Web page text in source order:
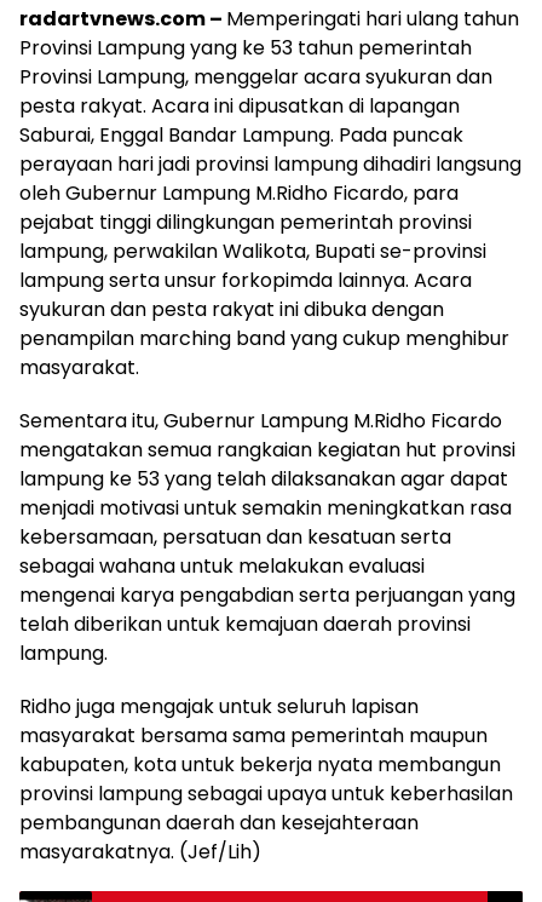
radartvnews.com – Memperingati hari ulang tahun
Provinsi Lampung yang ke 53 tahun pemerintah
Provinsi Lampung, menggelar acara syukuran dan
pesta rakyat. Acara ini dipusatkan di lapangan
Saburai, Enggal Bandar Lampung. Pada puncak
perayaan hari jadi provinsi lampung dihadiri langsung
oleh Gubernur Lampung M.Ridho Ficardo, para
pejabat tinggi dilingkungan pemerintah provinsi
lampung, perwakilan Walikota, Bupati se-provinsi
lampung serta unsur forkopimda lainnya. Acara
syukuran dan pesta rakyat ini dibuka dengan
penampilan marching band yang cukup menghibur
masyarakat.
Sementara itu, Gubernur Lampung M.Ridho Ficardo
mengatakan semua rangkaian kegiatan hut provinsi
lampung ke 53 yang telah dilaksanakan agar dapat
menjadi motivasi untuk semakin meningkatkan rasa
kebersamaan, persatuan dan kesatuan serta
sebagai wahana untuk melakukan evaluasi
mengenai karya pengabdian serta perjuangan yang
telah diberikan untuk kemajuan daerah provinsi
lampung.
Ridho juga mengajak untuk seluruh lapisan
masyarakat bersama sama pemerintah maupun
kabupaten, kota untuk bekerja nyata membangun
provinsi lampung sebagai upaya untuk keberhasilan
pembangunan daerah dan kesejahteraan
masyarakatnya. (Jef/Lih)